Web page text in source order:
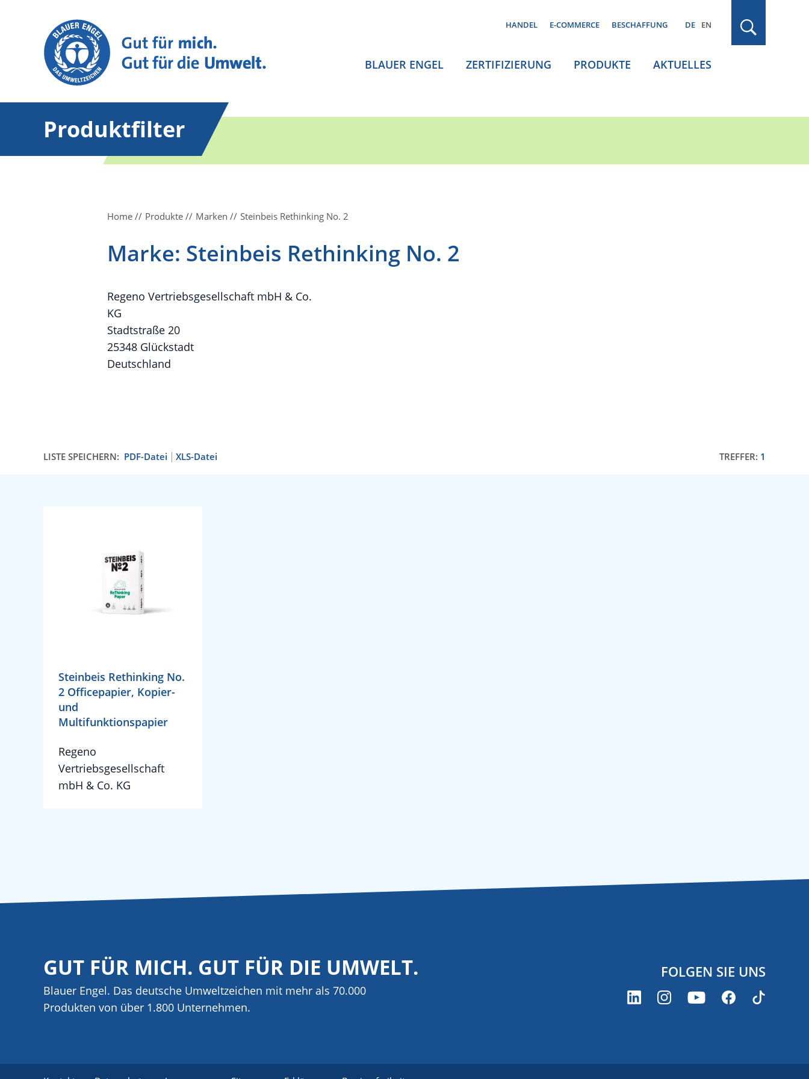
HANDEL E-COMMERCE BESCHAFFUNG DE EN
BLAUER ENGEL ZERTIFIZIERUNG PRODUKTE AKTUELLES
Produktfilter
Home Produkte Marken Steinbeis Rethinking No. 2
Marke: Steinbeis Rethinking No. 2
Regeno Vertriebsgesellschaft mbH & Co.
KG
Stadtstraße 20
25348 Glückstadt
Deutschland
LISTE SPEICHERN: PDF-Datei XLS-Datei TREFFER: 1
Steinbeis Rethinking No.
2 Officepapier, Kopier-
und
Multifunktionspapier
Regeno
Vertriebsgesellschaft
mbH & Co. KG
GUT FÜR MICH. GUT FÜR DIE UMWELT.
Blauer Engel. Das deutsche Umweltzeichen mit mehr als 70.000
Produkten von über 1.800 Unternehmen.
FOLGEN SIE UNS